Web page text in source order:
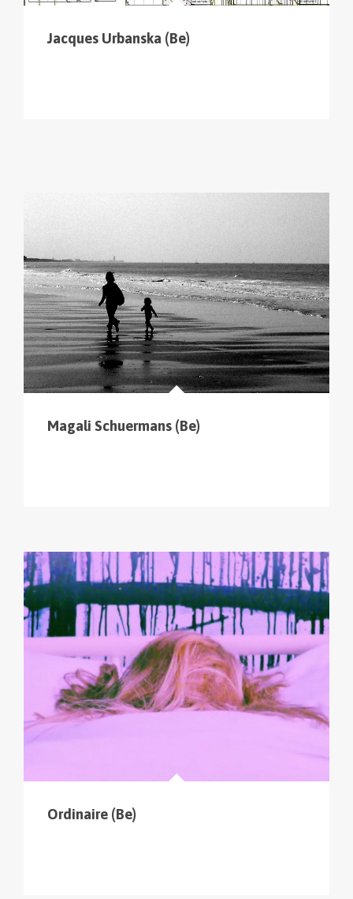
Jacques Urbanska (Be)
Magali Schuermans (Be)
Ordinaire (Be)